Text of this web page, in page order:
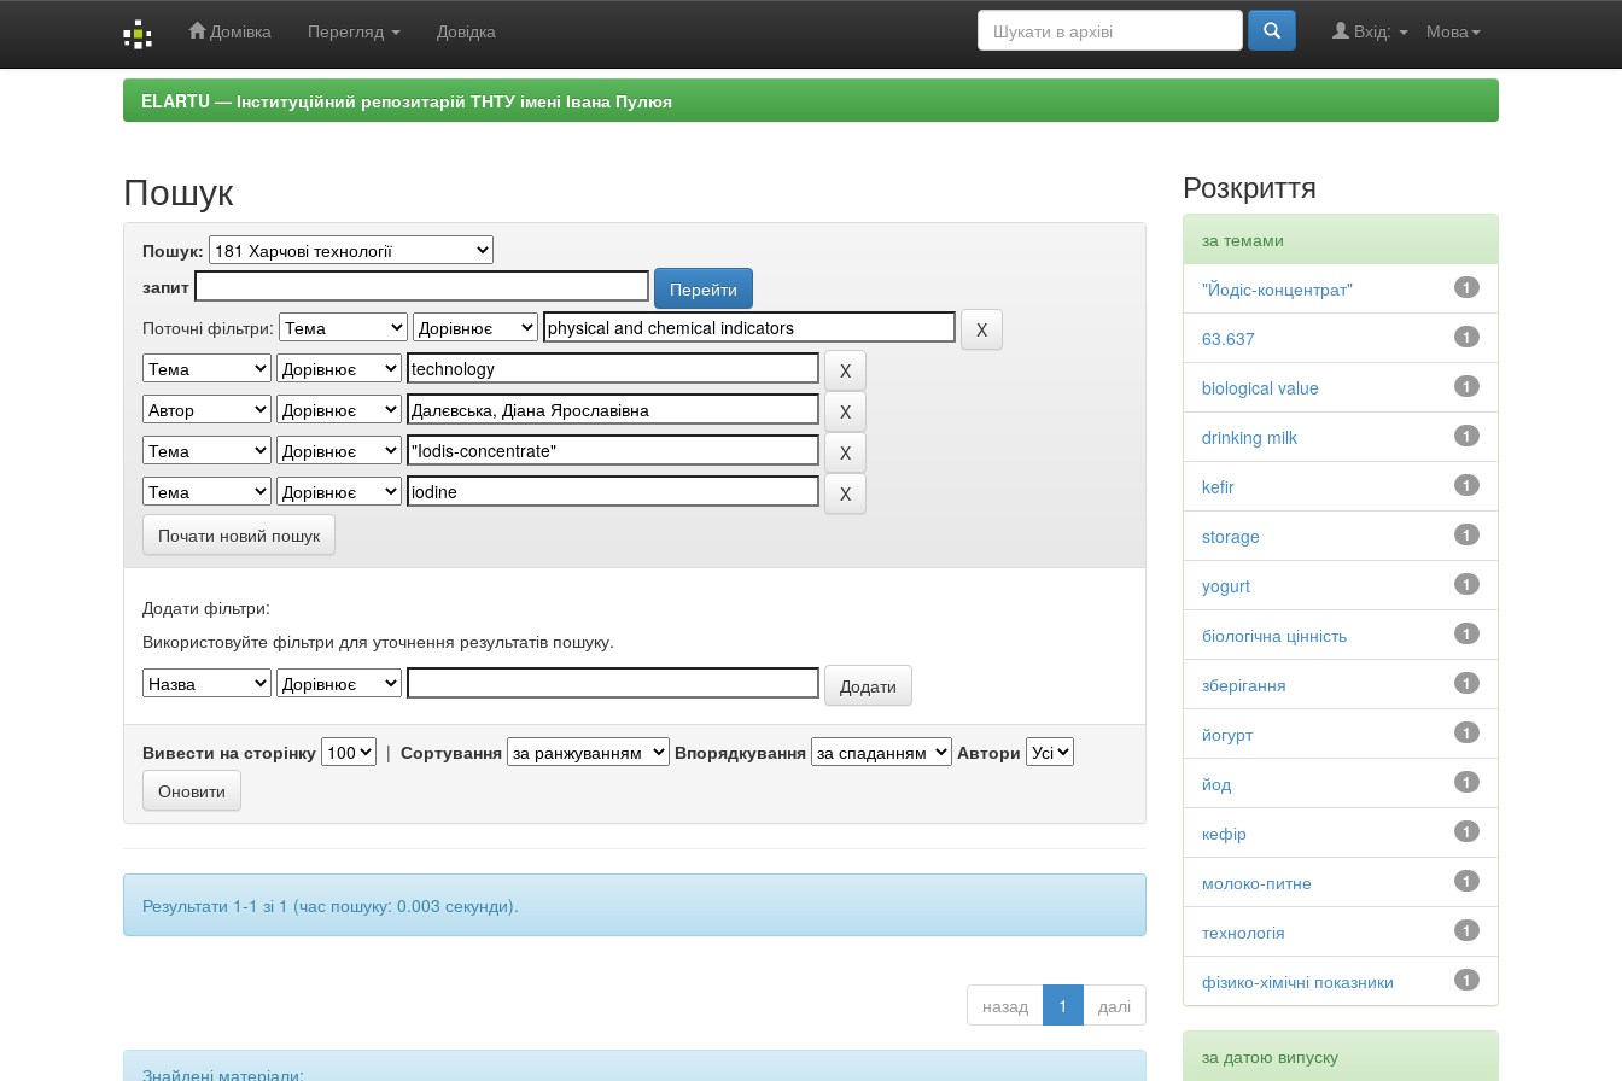
Домівка Перегляд Довідка Мова
Вхід:
ELARTU — Інституційний репозитарій ТНТУ імені Івана Пулюя
Пошук
Пошук:
запит
Поточні фільтри:
Почати новий пошук
Додати фільтри:
Використовуйте фільтри для уточнення результатів пошуку.
Вивести на сторінку | Сортування Впорядкування Автори
Результати 1-1 зі 1 (час пошуку: 0.003 секунди).
назад 1 далі
Знайдені матеріали:
Розкриття
за темами
1
"Йодіс-концентрат"
1
63.637
1
biological value
1
drinking milk
1
kefir
1
storage
1
yogurt
1
біологічна цінність
1
зберігання
1
йогурт
1
йод
1
кефір
1
молоко-питне
1
технологія
1
фізико-хімічні показники
за датою випуску